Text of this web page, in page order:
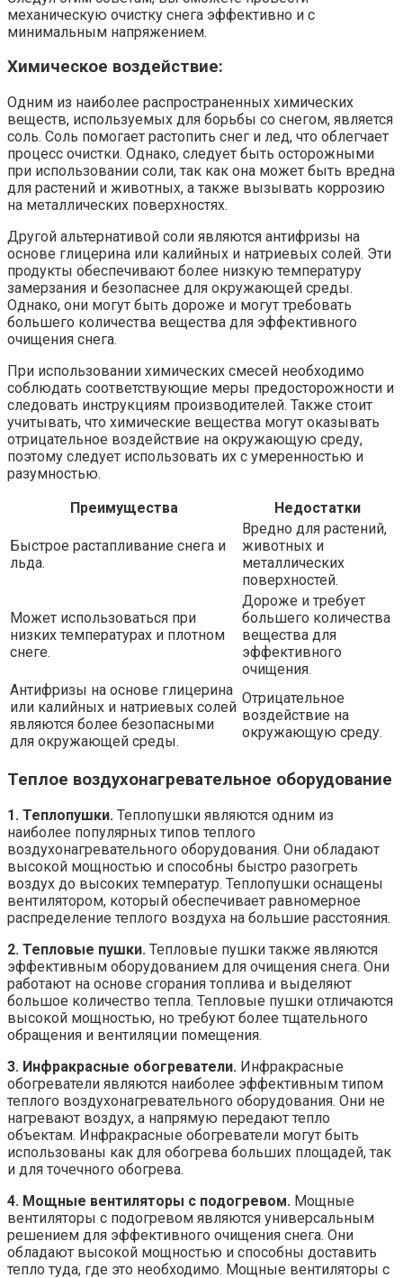
механическую очистку снега эффективно и с
минимальным напряжением.
Химическое воздействие:
Одним из наиболее распространенных химических
веществ, используемых для борьбы со снегом, является
соль. Соль помогает растопить снег и лед, что облегчает
процесс очистки. Однако, следует быть осторожными
при использовании соли, так как она может быть вредна
для растений и животных, а также вызывать коррозию
на металлических поверхностях.
Другой альтернативой соли являются антифризы на
основе глицерина или калийных и натриевых солей. Эти
продукты обеспечивают более низкую температуру
замерзания и безопаснее для окружающей среды.
Однако, они могут быть дороже и могут требовать
большего количества вещества для эффективного
очищения снега.
При использовании химических смесей необходимо
соблюдать соответствующие меры предосторожности и
следовать инструкциям производителей. Также стоит
учитывать, что химические вещества могут оказывать
отрицательное воздействие на окружающую среду,
поэтому следует использовать их с умеренностью и
разумностью.
Преимущества
Недостатки
Быстрое растапливание снега и
льда.
Вредно для растений,
животных и
металлических
поверхностей.
Может использоваться при
низких температурах и плотном
снеге.
Дороже и требует
большего количества
вещества для
эффективного
очищения.
Антифризы на основе глицерина
или калийных и натриевых солей
являются более безопасными
для окружающей среды.
Отрицательное
воздействие на
окружающую среду.
Теплое воздухонагревательное оборудование
1. Теплопушки. Теплопушки являются одним из
наиболее популярных типов теплого
воздухонагревательного оборудования. Они обладают
высокой мощностью и способны быстро разогреть
воздух до высоких температур. Теплопушки оснащены
вентилятором, который обеспечивает равномерное
распределение теплого воздуха на большие расстояния.
2. Тепловые пушки. Тепловые пушки также являются
эффективным оборудованием для очищения снега. Они
работают на основе сгорания топлива и выделяют
большое количество тепла. Тепловые пушки отличаются
высокой мощностью, но требуют более тщательного
обращения и вентиляции помещения.
3. Инфракрасные обогреватели. Инфракрасные
обогреватели являются наиболее эффективным типом
теплого воздухонагревательного оборудования. Они не
нагревают воздух, а напрямую передают тепло
объектам. Инфракрасные обогреватели могут быть
использованы как для обогрева больших площадей, так
и для точечного обогрева.
4. Мощные вентиляторы с подогревом. Мощные
вентиляторы с подогревом являются универсальным
решением для эффективного очищения снега. Они
обладают высокой мощностью и способны доставить
тепло туда, где это необходимо. Мощные вентиляторы с